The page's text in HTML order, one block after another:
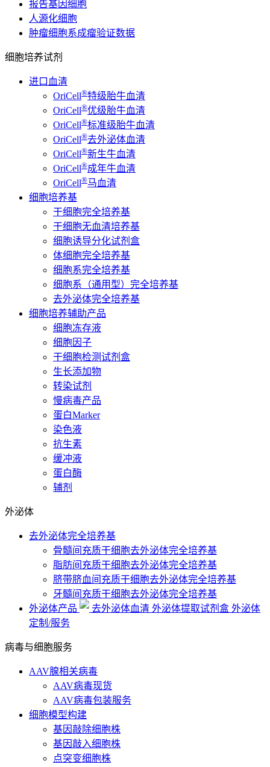
报告基因细胞
人源化细胞
肿瘤细胞系成瘤验证数据
细胞培养试剂
进口血清
OriCell®特级胎牛血清
OriCell®优级胎牛血清
OriCell®标准级胎牛血清
OriCell®去外泌体血清
OriCell®新生牛血清
OriCell®成年牛血清
OriCell®马血清
细胞培养基
干细胞完全培养基
干细胞无血清培养基
细胞诱导分化试剂盒
体细胞完全培养基
细胞系完全培养基
细胞系（通用型）完全培养基
去外泌体完全培养基
细胞培养辅助产品
细胞冻存液
细胞因子
干细胞检测试剂盒
生长添加物
转染试剂
慢病毒产品
蛋白Marker
染色液
抗生素
缓冲液
蛋白酶
辅剂
外泌体
去外泌体完全培养基
骨髓间充质干细胞去外泌体完全培养基
脂肪间充质干细胞去外泌体完全培养基
脐带脐血间充质干细胞去外泌体完全培养基
牙髓间充质干细胞去外泌体完全培养基
外泌体产品
去外泌体血清 外泌体提取试剂盒 外泌体
定制/服务
病毒与细胞服务
AAV腺相关病毒
AAV病毒现货
AAV病毒包装服务
细胞模型构建
基因敲除细胞株
基因敲入细胞株
点突变细胞株